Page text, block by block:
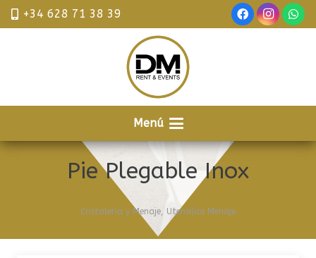
+34 628 71 38 39
Menú
Pie Plegable Inox
Cristalería y Menaje, Utensilios Menaje